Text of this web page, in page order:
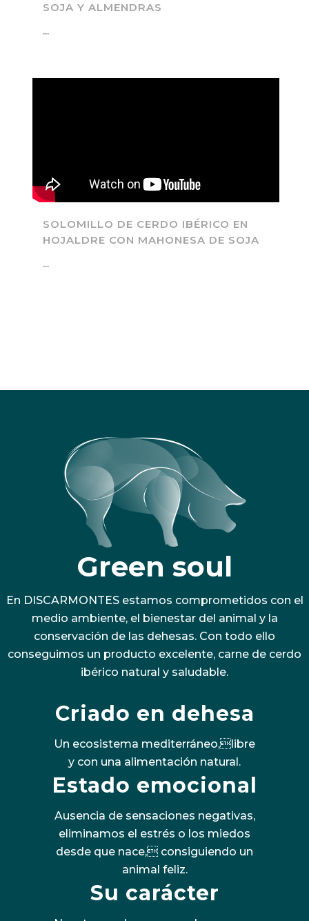
SOJA Y ALMENDRAS
...
SOLOMILLO DE CERDO IBÉRICO EN
HOJALDRE CON MAHONESA DE SOJA
...
Green soul
En DISCARMONTES estamos comprometidos con el
medio ambiente, el bienestar del animal y la
conservación de las dehesas. Con todo ello
conseguimos un producto excelente, carne de cerdo
ibérico natural y saludable.
Criado en dehesa
Un ecosistema mediterráneo,libre
y con una alimentación natural.
Estado emocional
Ausencia de sensaciones negativas,
eliminamos el estrés o los miedos
desde que nace, consiguiendo un
animal feliz.
Su carácter